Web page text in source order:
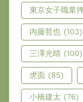
東京女子職業
內藤哲也 (103)
三澤光晴 (100)
虎面 (85)
小橋建太 (76)